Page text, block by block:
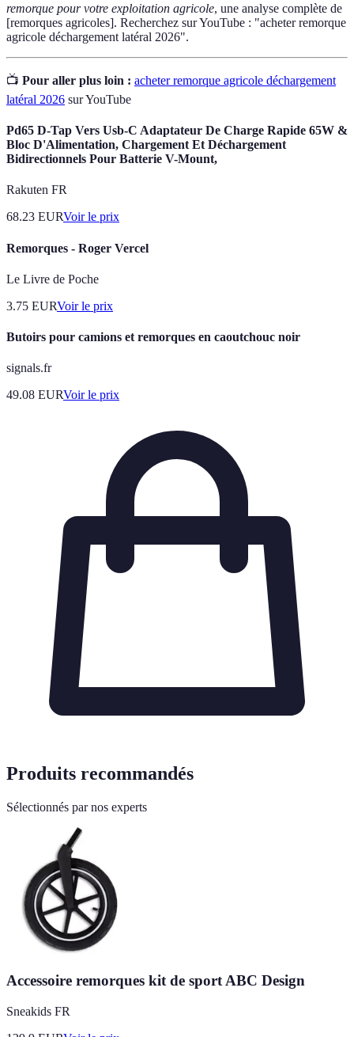
remorque pour votre exploitation agricole, une analyse complète de
[remorques agricoles]. Recherchez sur YouTube : "acheter remorque
agricole déchargement latéral 2026".
📺 Pour aller plus loin : acheter remorque agricole déchargement
latéral 2026 sur YouTube
Pd65 D-Tap Vers Usb-C Adaptateur De Charge Rapide 65W &
Bloc D'Alimentation, Chargement Et Déchargement
Bidirectionnels Pour Batterie V-Mount,
Rakuten FR
68.23 EURVoir le prix
Remorques - Roger Vercel
Le Livre de Poche
3.75 EURVoir le prix
Butoirs pour camions et remorques en caoutchouc noir
signals.fr
49.08 EURVoir le prix
Produits recommandés
Sélectionnés par nos experts
Accessoire remorques kit de sport ABC Design
Sneakids FR